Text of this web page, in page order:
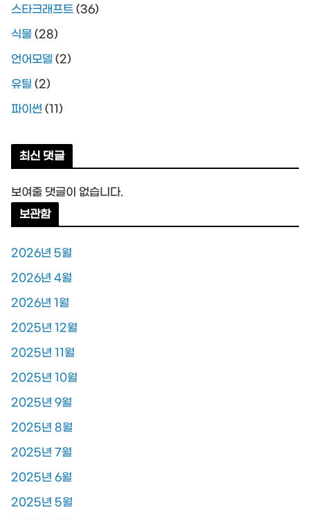
스타크래프트 (36)
식물 (28)
언어모델 (2)
유틸 (2)
파이썬 (11)
최신 댓글
보여줄 댓글이 없습니다.
보관함
2026년 5월
2026년 4월
2026년 1월
2025년 12월
2025년 11월
2025년 10월
2025년 9월
2025년 8월
2025년 7월
2025년 6월
2025년 5월